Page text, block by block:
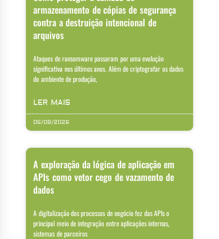
armazenamento de cópias de segurança
contra a destruição intencional de
arquivos
Ataques de ransomware passaram por uma evolução
significativa nos últimos anos. Além de criptografar os dados
do ambiente de produção,
LER MAIS
06/08/2026
A exploração da lógica de aplicação em
APIs como vetor cego de vazamento de
dados
A digitalização dos processos de negócio fez das APIs o
principal meio de integração entre aplicações internas,
sistemas de parceiros